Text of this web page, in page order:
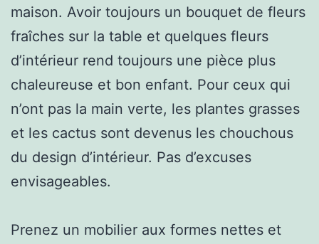
maison. Avoir toujours un bouquet de fleurs
fraîches sur la table et quelques fleurs
d’intérieur rend toujours une pièce plus
chaleureuse et bon enfant. Pour ceux qui
n’ont pas la main verte, les plantes grasses
et les cactus sont devenus les chouchous
du design d’intérieur. Pas d’excuses
envisageables.
Prenez un mobilier aux formes nettes et